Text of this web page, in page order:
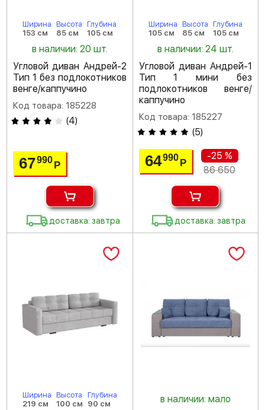
Ширина
153 см
Высота
85 см
Глубина
105 см
в наличии: 20 шт.
Угловой диван Андрей-2
Тип 1 без подлокотников
венге/каппучино
Код товара: 185228
(4)
67990Р
доставка: завтра
Ширина
105 см
Высота
85 см
Глубина
105 см
в наличии: 24 шт.
Угловой диван Андрей-1
Тип 1 мини без
подлокотников венге/
каппучино
Код товара: 185227
(5)
64990 Р
-25 %
86 650
доставка: завтра
Ширина
219 см
Высота
100 см
Глубина
90 см
в наличии: мало